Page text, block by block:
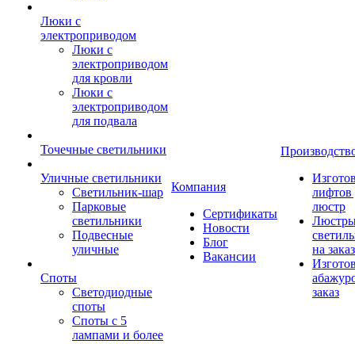
Люки с
электроприводом
Люки с
электроприводом
для кровли
Люки с
электроприводом
для подвала
Точечные светильники
Уличные светильники
Светильник-шар
Парковые
светильники
Подвесные
уличные
Споты
Светодиодные
споты
Споты с 5
лампами и более
Компания
Сертификаты
Новости
Блог
Вакансии
лифтов
люстр
на заказ
заказ